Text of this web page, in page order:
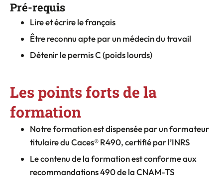
Pré-requis
Lire et écrire le français
Être reconnu apte par un médecin du travail
Détenir le permis C (poids lourds)
Les points forts de la
formation
Notre formation est dispensée par un formateur
titulaire du Caces® R490, certifié par l’INRS
Le contenu de la formation est conforme aux
recommandations 490 de la CNAM-TS